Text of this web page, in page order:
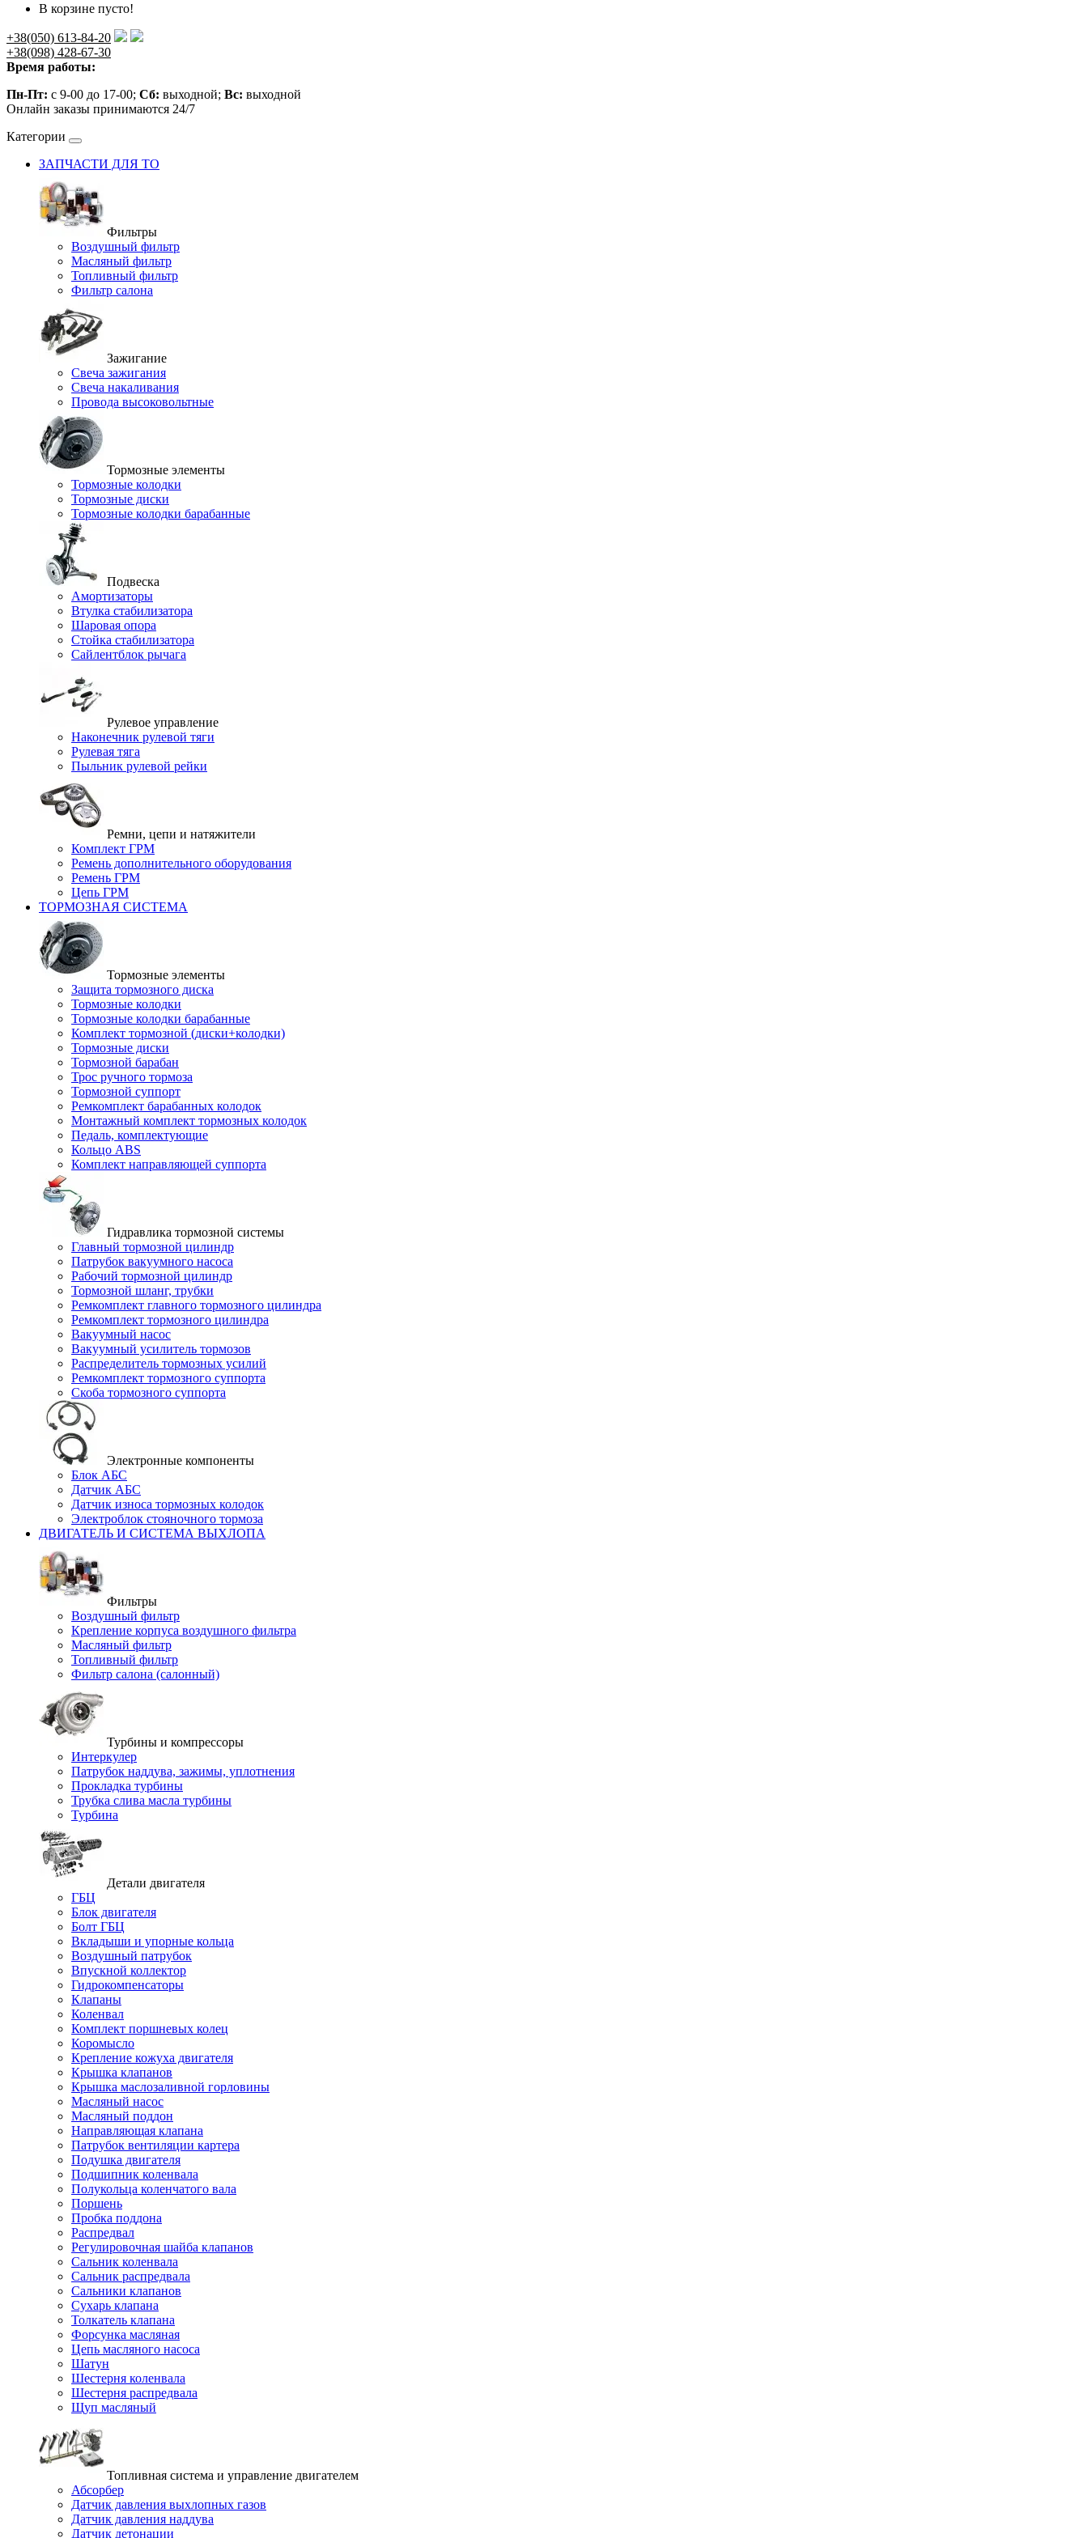
В корзине пусто!
+38(050) 613-84-20
+38(098) 428-67-30
Время работы:
Пн-Пт: с 9-00 до 17-00; Сб: выходной; Вс: выходной
Онлайн заказы принимаются 24/7
Категории
ЗАПЧАСТИ ДЛЯ ТО
Фильтры
Воздушный фильтр
Масляный фильтр
Топливный фильтр
Фильтр салона
Зажигание
Свеча зажигания
Свеча накаливания
Провода высоковольтные
Тормозные элементы
Тормозные колодки
Тормозные диски
Тормозные колодки барабанные
Подвеска
Амортизаторы
Втулка стабилизатора
Шаровая опора
Стойка стабилизатора
Сайлентблок рычага
Рулевое управление
Наконечник рулевой тяги
Рулевая тяга
Пыльник рулевой рейки
Ремни, цепи и натяжители
Комплект ГРМ
Ремень дополнительного оборудования
Ремень ГРМ
Цепь ГРМ
ТОРМОЗНАЯ СИСТЕМА
Тормозные элементы
Защита тормозного диска
Тормозные колодки
Тормозные колодки барабанные
Комплект тормозной (диски+колодки)
Тормозные диски
Тормозной барабан
Трос ручного тормоза
Тормозной суппорт
Ремкомплект барабанных колодок
Монтажный комплект тормозных колодок
Педаль, комплектующие
Кольцо ABS
Комплект направляющей суппорта
Гидравлика тормозной системы
Главный тормозной цилиндр
Патрубок вакуумного насоса
Рабочий тормозной цилиндр
Тормозной шланг, трубки
Ремкомплект главного тормозного цилиндра
Ремкомплект тормозного цилиндра
Вакуумный насос
Вакуумный усилитель тормозов
Распределитель тормозных усилий
Ремкомплект тормозного суппорта
Скоба тормозного суппорта
Электронные компоненты
Блок АБС
Датчик АБС
Датчик износа тормозных колодок
Электроблок стояночного тормоза
ДВИГАТЕЛЬ И СИСТЕМА ВЫХЛОПА
Фильтры
Воздушный фильтр
Крепление корпуса воздушного фильтра
Масляный фильтр
Топливный фильтр
Фильтр салона (салонный)
Турбины и компрессоры
Интеркулер
Патрубок наддува, зажимы, уплотнения
Прокладка турбины
Трубка слива масла турбины
Турбина
Детали двигателя
ГБЦ
Блок двигателя
Болт ГБЦ
Вкладыши и упорные кольца
Воздушный патрубок
Впускной коллектор
Гидрокомпенсаторы
Клапаны
Коленвал
Комплект поршневых колец
Коромысло
Крепление кожуха двигателя
Крышка клапанов
Крышка маслозаливной горловины
Масляный насос
Масляный поддон
Направляющая клапана
Патрубок вентиляции картера
Подушка двигателя
Подшипник коленвала
Полукольца коленчатого вала
Поршень
Пробка поддона
Распредвал
Регулировочная шайба клапанов
Сальник коленвала
Сальник распредвала
Сальники клапанов
Сухарь клапана
Толкатель клапана
Форсунка масляная
Цепь масляного насоса
Шатун
Шестерня коленвала
Шестерня распредвала
Щуп масляный
Топливная система и управление двигателем
Абсорбер
Датчик давления выхлопных газов
Датчик давления наддува
Датчик детонации